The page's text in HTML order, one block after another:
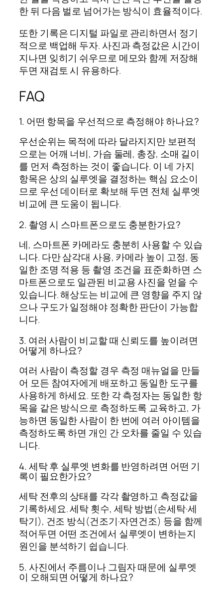
한 뒤 다음 벌로 넘어가는 방식이 효율적이다.
또한 기록은 디지털 파일로 관리하면서 정기
적으로 백업해 두자. 사진과 측정값은 시간이
지나면 잊히기 쉬우므로 메모와 함께 저장해
두면 재검토 시 유용하다.
FAQ
1. 어떤 항목을 우선적으로 측정해야 하나요?
우선순위는 목적에 따라 달라지지만 보편적
으로는 어깨 너비, 가슴 둘레, 총장, 소매 길이
를 먼저 측정하는 것이 좋습니다. 이 네 가지
항목은 상의 실루엣을 결정하는 핵심 요소이
므로 우선 데이터로 확보해 두면 전체 실루엣
비교에 큰 도움이 됩니다.
2. 촬영 시 스마트폰으로도 충분한가요?
네, 스마트폰 카메라도 충분히 사용할 수 있습
니다. 다만 삼각대 사용, 카메라 높이 고정, 동
일한 조명 적용 등 촬영 조건을 표준화하면 스
마트폰으로도 일관된 비교용 사진을 얻을 수
있습니다. 해상도는 비교에 큰 영향을 주지 않
으나 구도가 일정해야 정확한 판단이 가능합
니다.
3. 여러 사람이 비교할 때 신뢰도를 높이려면
어떻게 하나요?
여러 사람이 측정할 경우 측정 매뉴얼을 만들
어 모든 참여자에게 배포하고 동일한 도구를
사용하게 하세요. 또한 각 측정자는 동일한 항
목을 같은 방식으로 측정하도록 교육하고, 가
능하면 동일한 사람이 한 번에 여러 아이템을
측정하도록 하면 개인 간 오차를 줄일 수 있습
니다.
4. 세탁 후 실루엣 변화를 반영하려면 어떤 기
록이 필요한가요?
세탁 전후의 상태를 각각 촬영하고 측정값을
기록하세요. 세탁 횟수, 세탁 방법(손세탁·세
탁기), 건조 방식(건조기·자연건조) 등을 함께
적어두면 어떤 조건에서 실루엣이 변하는지
원인을 분석하기 쉽습니다.
5. 사진에서 주름이나 그림자 때문에 실루엣
이 오해되면 어떻게 하나요?